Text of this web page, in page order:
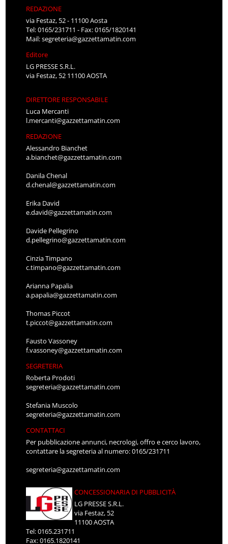
REDAZIONE
via Festaz, 52 - 11100 Aosta
Tel: 0165/231711 - Fax: 0165/1820141
Mail:segreteria@gazzettamatin.com
Editore
LG PRESSE S.R.L.
via Festaz, 52 11100 AOSTA
DIRETTORE RESPONSABILE
Luca Mercanti
l.mercanti@gazzettamatin.com
REDAZIONE
Alessandro Bianchet
a.bianchet@gazzettamatin.com
Danila Chenal
d.chenal@gazzettamatin.com
Erika David
e.david@gazzettamatin.com
Davide Pellegrino
d.pellegrino@gazzettamatin.com
Cinzia Timpano
c.timpano@gazzettamatin.com
Arianna Papalia
a.papalia@gazzettamatin.com
Thomas Piccot
t.piccot@gazzettamatin.com
Fausto Vassoney
f.vassoney@gazzettamatin.com
SEGRETERIA
Roberta Prodoti
segreteria@gazzettamatin.com
Stefania Muscolo
segreteria@gazzettamatin.com
CONTATTACI
Per pubblicazione annunci, necrologi, offro e cerco lavoro,
contattare la segreteria al numero: 0165/231711
segreteria@gazzettamatin.com
CONCESSIONARIA DI PUBBLICITÀ
LG PRESSE S.R.L.
via Festaz, 52
11100 AOSTA
Tel: 0165.231711
Fax: 0165.1820141